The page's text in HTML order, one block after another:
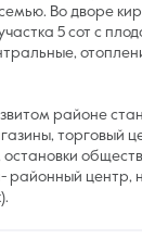
Во дворе
5 сот с
районе
торговый
центр,